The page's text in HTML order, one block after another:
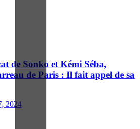
de Sonko et Kémi Séba,
de Paris : Il fait appel de sa
2024